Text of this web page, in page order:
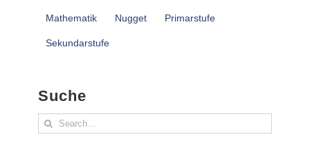
Mathematik Nugget Primarstufe
Sekundarstufe
Suche
Search